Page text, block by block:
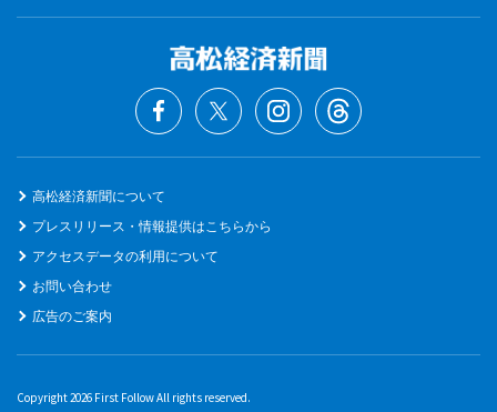
高松経済新聞について
プレスリリース・情報提供はこちらから
アクセスデータの利用について
お問い合わせ
広告のご案内
Copyright 2026 First Follow All rights reserved.